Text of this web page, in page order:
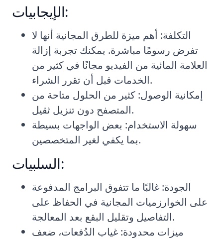
الإيجابيات:
التكلفة: أهم ميزة للطرق المجانية أنها لا
تفرض رسومًا مباشرة. يمكنك تجربة إزالة
العلامة المائية من الفيديو مجانًا في كثير من
الخدمات قبل أن تقرر الشراء.
إمكانية الوصول: كثير من الحلول متاحة من
المتصفح دون تنزيل ثقيل.
سهولة الاستخدام: بعض الواجهات بسيطة
بما يكفي لغير المتخصصين.
السلبيات:
الجودة: غالبًا ما تتفوق البرامج المدفوعة
على الخوارزميات المجانية في الحفاظ على
التفاصيل وتقليل البقع بعد المعالجة.
ميزات محدودة: غياب الدُفعات، ضعف